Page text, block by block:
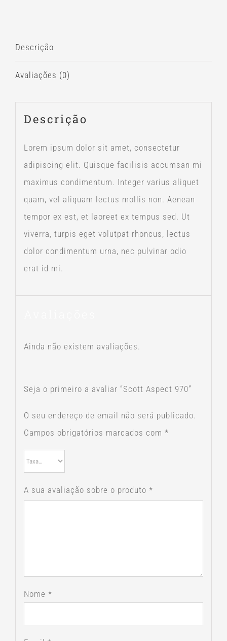
Descrição
Avaliações (0)
Descrição
Lorem ipsum dolor sit amet, consectetur
adipiscing elit. Quisque facilisis accumsan mi
maximus condimentum. Integer varius aliquet
quam, vel aliquam lectus mollis non. Aenean
tempor ex est, et laoreet ex tempus sed. Ut
viverra, turpis eget volutpat rhoncus, lectus
dolor condimentum urna, nec pulvinar odio
erat id mi.
Ainda não existem avaliações.
Seja o primeiro a avaliar “Scott Aspect 970”
O seu endereço de email não será publicado.
Campos obrigatórios marcados com *
A sua avaliação sobre o produto *
Nome *